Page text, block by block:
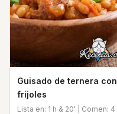
Guisado de ternera con
frijoles
Lista en: 1 h & 20' | Comen: 4